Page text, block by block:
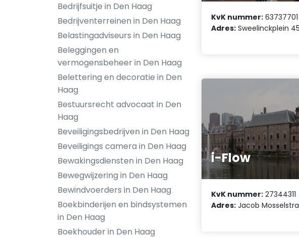
Bedrijfsuitje in Den Haag
Bedrijventerreinen in Den Haag
Belastingadviseurs in Den Haag
Beleggingen en
vermogensbeheer in Den Haag
Belettering en decoratie in Den
Haag
Bestuursrecht advocaat in Den
Haag
Beveiligingsbedrijven in Den Haag
Beveiligings camera in Den Haag
Bewakingsdiensten in Den Haag
Bewegwijzering in Den Haag
Bewindvoerders in Den Haag
Boekbinderijen en bindsystemen
in Den Haag
Boekhouder in Den Haag
KvK nummer: 63737701
Adres: Sweelinckplein 45
i-Flow
KvK nummer: 27344311
Adres: Jacob